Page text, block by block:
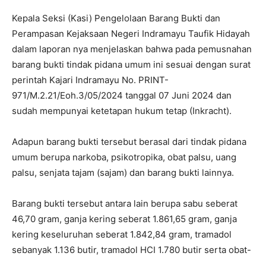
Kepala Seksi (Kasi) Pengelolaan Barang Bukti dan
Perampasan Kejaksaan Negeri Indramayu Taufik Hidayah
dalam laporan nya menjelaskan bahwa pada pemusnahan
barang bukti tindak pidana umum ini sesuai dengan surat
perintah Kajari Indramayu No. PRINT-
971/M.2.21/Eoh.3/05/2024 tanggal 07 Juni 2024 dan
sudah mempunyai ketetapan hukum tetap (Inkracht).
Adapun barang bukti tersebut berasal dari tindak pidana
umum berupa narkoba, psikotropika, obat palsu, uang
palsu, senjata tajam (sajam) dan barang bukti lainnya.
Barang bukti tersebut antara lain berupa sabu seberat
46,70 gram, ganja kering seberat 1.861,65 gram, ganja
kering keseluruhan seberat 1.842,84 gram, tramadol
sebanyak 1.136 butir, tramadol HCI 1.780 butir serta obat-